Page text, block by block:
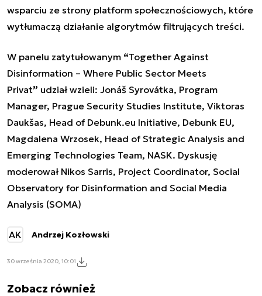
wsparciu ze strony platform społecznościowych, które
wytłumaczą działanie algorytmów filtrujących treści.
W panelu zatytułowanym “Together Against
Disinformation – Where Public Sector Meets
Privat” udział wzieli: Jonáš Syrovátka, Program
Manager, Prague Security Studies Institute, Viktoras
Daukšas, Head of Debunk.eu Initiative, Debunk EU,
Magdalena Wrzosek, Head of Strategic Analysis and
Emerging Technologies Team, NASK. Dyskusję
moderował Nikos Sarris, Project Coordinator, Social
Observatory for Disinformation and Social Media
Analysis (SOMA)
AK Andrzej Kozłowski
30 września 2020, 10:01
Zobacz również